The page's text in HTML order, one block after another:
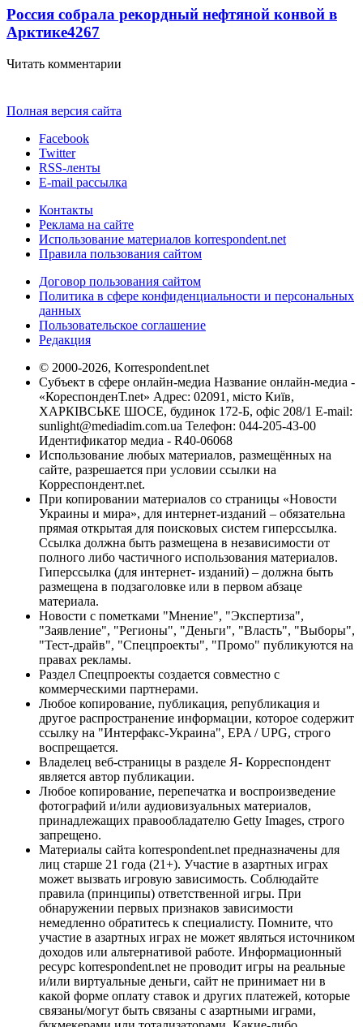
Россия собрала рекордный нефтяной конвой в
Арктике4267
Читать комментарии
Полная версия сайта
Facebook
Twitter
RSS-ленты
E-mail рассылка
Контакты
Реклама на сайте
Использование материалов korrespondent.net
Правила пользования сайтом
Договор пользования сайтом
Политика в сфере конфиденциальности и персональных
данных
Пользовательское соглашение
Редакция
© 2000-2026, Korrespondent.net
Субъект в сфере онлайн-медиа Название онлайн-медиа -
«КореспонденТ.net» Адрес: 02091, місто Київ,
ХАРКІВСЬКЕ ШОСЕ, будинок 172-Б, офіс 208/1 E-mail:
sunlight@mediadim.com.ua Телефон: 044-205-43-00
Идентификатор медиа - R40-06068
Использование любых материалов, размещённых на
сайте, разрешается при условии ссылки на
Корреспондент.net.
При копировании материалов со страницы «Новости
Украины и мира», для интернет-изданий – обязательна
прямая открытая для поисковых систем гиперссылка.
Ссылка должна быть размещена в независимости от
полного либо частичного использования материалов.
Гиперссылка (для интернет- изданий) – должна быть
размещена в подзаголовке или в первом абзаце
материала.
Новости с пометками "Мнение", "Экспертиза",
"Заявление", "Регионы", "Деньги", "Власть", "Выборы",
"Тест-драйв", "Спецпроекты", "Промо" публикуются на
правах рекламы.
Раздел Спецпроекты создается совместно с
коммерческими партнерами.
Любое копирование, публикация, републикация и
другое распространение информации, которое содержит
ссылку на "Интерфакс-Украина", EPA / UPG, строго
воспрещается.
Владелец веб-страницы в разделе Я- Корреспондент
является автор публикации.
Любое копирование, перепечатка и воспроизведение
фотографий и/или аудиовизуальных материалов,
принадлежащих правообладателю Getty Images, строго
запрещено.
Материалы сайта korrespondent.net предназначены для
лиц старше 21 года (21+). Участие в азартных играх
может вызвать игровую зависимость. Соблюдайте
правила (принципы) ответственной игры. При
обнаружении первых признаков зависимости
немедленно обратитесь к специалисту. Помните, что
участие в азартных играх не может являться источником
доходов или альтернативой работе. Информационный
ресурс korrespondent.net не проводит игры на реальные
и/или виртуальные деньги, сайт не принимает ни в
какой форме оплату ставок и других платежей, которые
связаны/могут быть связаны с азартными играми,